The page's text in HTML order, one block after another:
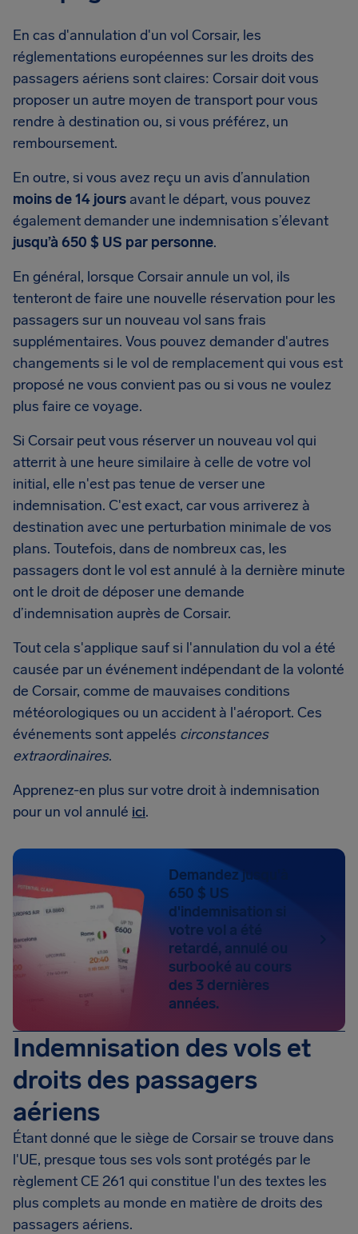
En cas d'annulation d'un vol Corsair, les
réglementations européennes sur les droits des
passagers aériens sont claires: Corsair doit vous
proposer un autre moyen de transport pour vous
rendre à destination ou, si vous préférez, un
remboursement.
En outre, si vous avez reçu un avis d’annulation
moins de 14 jours avant le départ, vous pouvez
également demander une indemnisation s’élevant
jusqu’à 650 $ US par personne.
En général, lorsque Corsair annule un vol, ils
tenteront de faire une nouvelle réservation pour les
passagers sur un nouveau vol sans frais
supplémentaires. Vous pouvez demander d'autres
changements si le vol de remplacement qui vous est
proposé ne vous convient pas ou si vous ne voulez
plus faire ce voyage.
Si Corsair peut vous réserver un nouveau vol qui
atterrit à une heure similaire à celle de votre vol
initial, elle n'est pas tenue de verser une
indemnisation. C'est exact, car vous arriverez à
destination avec une perturbation minimale de vos
plans. Toutefois, dans de nombreux cas, les
passagers dont le vol est annulé à la dernière minute
ont le droit de déposer une demande
d’indemnisation auprès de Corsair.
Tout cela s'applique sauf si l'annulation du vol a été
causée par un événement indépendant de la volonté
de Corsair, comme de mauvaises conditions
météorologiques ou un accident à l'aéroport. Ces
événements sont appelés circonstances
extraordinaires.
Apprenez-en plus sur votre droit à indemnisation
pour un vol annulé ici.
Demandez jusqu'à
650 $ US
d'indemnisation si
votre vol a été
retardé, annulé ou
surbooké au cours
des 3 dernières
années.
Indemnisation des vols et
droits des passagers
aériens
Étant donné que le siège de Corsair se trouve dans
l'UE, presque tous ses vols sont protégés par le
règlement CE 261 qui constitue l'un des textes les
plus complets au monde en matière de droits des
passagers aériens.